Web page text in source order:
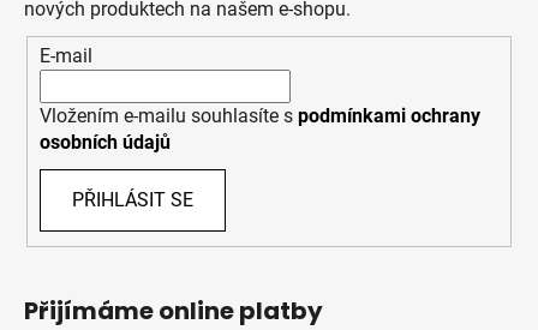
nových produktech na našem e-shopu.
E-mail
Vložením e-mailu souhlasíte s podmínkami ochrany
osobních údajů
PŘIHLÁSIT SE
Přijímáme online platby